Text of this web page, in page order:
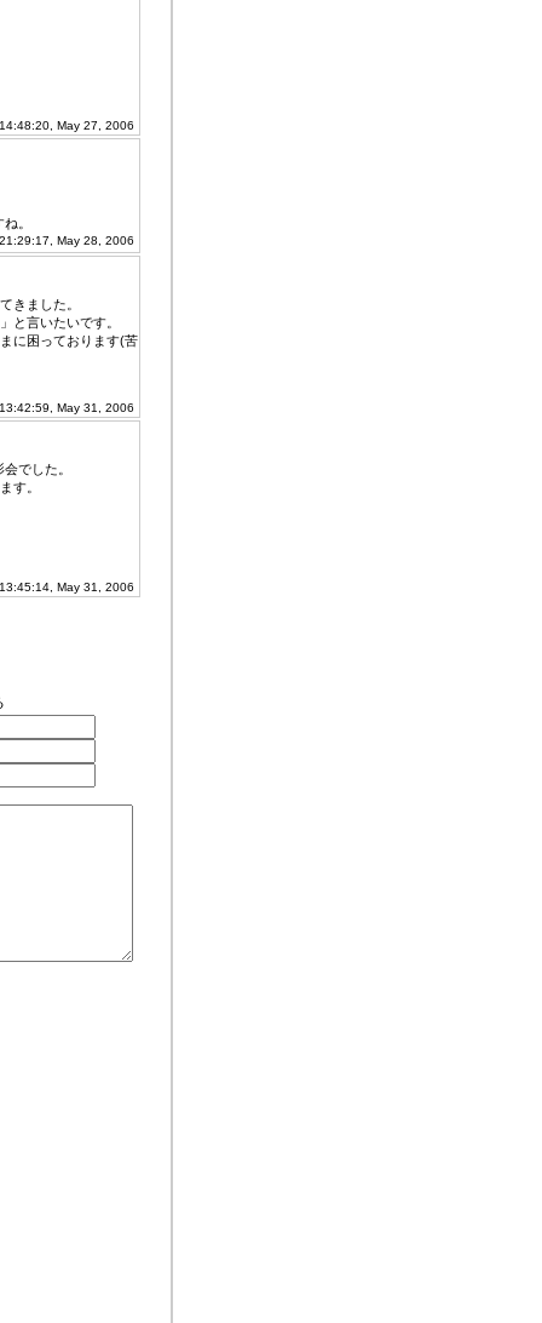
May 27, 2006
。
May 28, 2006
きました。
と言いたいです。
に困っております(苦
May 31, 2006
でした。
す。
May 31, 2006